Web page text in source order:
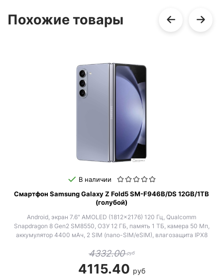
Похожие товары
В наличии
Смартфон Samsung Galaxy Z Fold5 SM-F946B/DS 12GB/1TB
(голубой)
Android, экран 7.6" AMOLED (1812x2176) 120 Гц, Qualcomm
Snapdragon 8 Gen2 SM8550, ОЗУ 12 ГБ, память 1 ТБ, камера 50 Мп,
аккумулятор 4400 мАч, 2 SIM (nano-SIM/eSIM), влагозащита IPX8
4332.00руб
4115.40 руб